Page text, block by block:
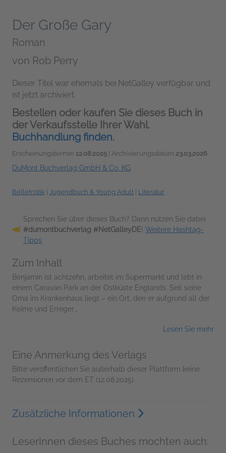
Der Große Gary
Roman
von Rob Perry
Dieser Titel war ehemals bei NetGalley verfügbar und
ist jetzt archiviert.
Bestellen oder kaufen Sie dieses Buch in
der Verkaufsstelle Ihrer Wahl.
Buchhandlung finden.
Erscheinungstermin 12.08.2025 | Archivierungsdatum 23.03.2026
DuMont Buchverlag GmbH & Co. KG
Belletristik | Jugendbuch & Young Adult | Literatur
Sprechen Sie über dieses Buch? Dann nutzen Sie dabei
#dumontbuchverlag #NetGalleyDE! Weitere Hashtag-
Tipps
Zum Inhalt
Benjamin ist achtzehn, arbeitet im Supermarkt und lebt in
einem Caravan Park an der Ostküste Englands. Seit seine
Oma im Krankenhaus liegt – ein Ort, den er aufgrund all der
Keime und Erreger...
Lesen Sie mehr
Eine Anmerkung des Verlags
Bitte veröffentlichen Sie außerhalb dieser Plattform keine
Rezensionen vor dem ET (12.08.2025).
Zusätzliche Informationen
LeserInnen dieses Buches mochten auch: